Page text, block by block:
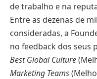
de trabalho e na
Entre as dezenas de
consideradas, a
no feedback dos seus
Best Global Culture
Marketing Teams